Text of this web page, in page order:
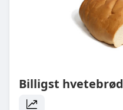
Billigst hvetebrød